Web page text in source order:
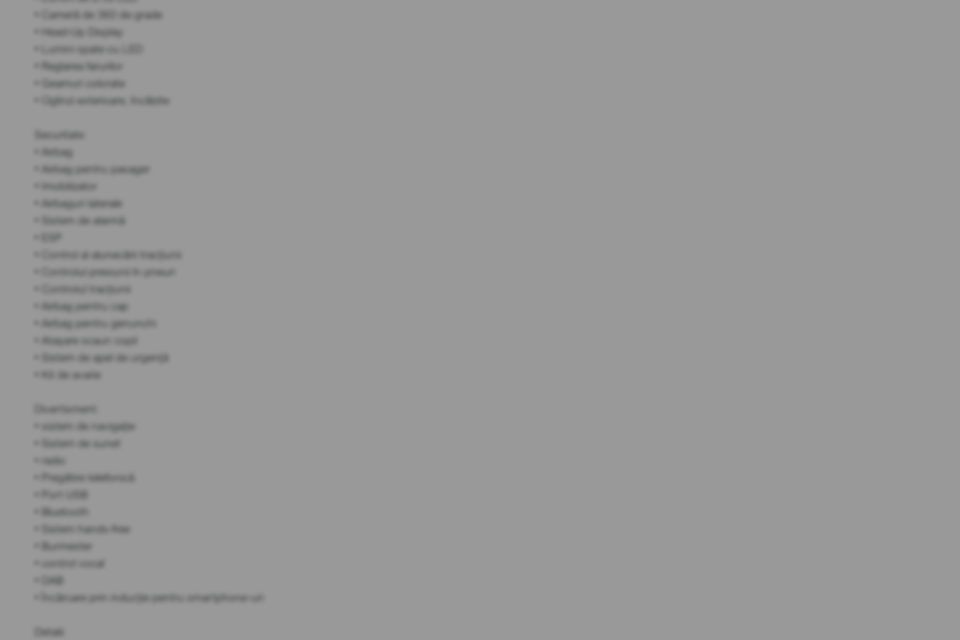
• Cameră de 360 de grade
• Head-Up Display
• Lumini spate cu LED
• Reglarea farurilor
• Geamuri colorate
• Oglinzi exterioare, încălzite
Securitate:
• Airbag
• Airbag pentru pasager
• Imobilizator
• Airbaguri laterale
• Sistem de alarmă
• Control al alunecării tracțiunii
• Controlul presiunii în pneuri
• Controlul tracțiunii
• Airbag pentru cap
• Airbag pentru genunchi
• Atașare scaun copil
• Sistem de apel de urgență
• Kit de avarie
Divertisment:
• sistem de navigație
• Sistem de sunet
• radio
• Pregătire telefonică
• Port USB
• Bluetooth
• Sistem hands-free
• Burmester
• control vocal
• DAB
• Încărcare prin inducție pentru smartphone-uri
Detalii: